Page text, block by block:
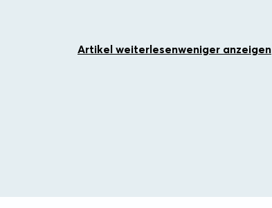
Artikel weiterlesenweniger anzeigen